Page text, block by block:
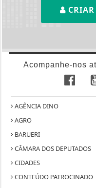
CRIAR
Acompanhe-nos
AGÊNCIA DINO
AGRO
BARUERI
CÂMARA DOS DEPUTADOS
CIDADES
CONTEÚDO PATROCINADO